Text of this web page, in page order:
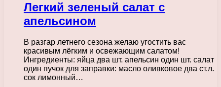
Легкий зеленый салат с
апельсином
В разгар летнего сезона желаю угостить вас
красивым лёгким и освежающим салатом!
Ингредиенты: яйца два шт. апельсин один шт. салат
один пучок для заправки: масло оливковое два ст.л.
сок лимонный…